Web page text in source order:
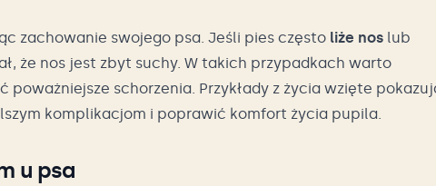
zachowanie swojego psa. Jeśli pies często liże nos lub
że nos jest zbyt suchy. W takich przypadkach warto
schorzenia. Przykłady z życia wzięte
komplikacjom i poprawić komfort życia pupila.
u psa